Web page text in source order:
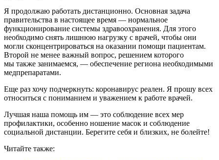
Я продолжаю работать дистанционно. Основная задача
правительства в настоящее время — нормальное
функционирование системы здравоохранения. Для этого
необходимо снять лишнюю нагрузку с врачей, чтобы они
могли сконцентрироваться на оказании помощи пациентам.
Второй не менее важный вопрос, решением которого
мы также занимаемся, — обеспечение региона необходимыми
медпрепаратами.
Еще раз хочу подчеркнуть: коронавирус реален. Я прошу всех
относиться с пониманием и уважением к работе врачей.
Лучшая наша помощь им — это соблюдение всех мер
профилактики, особенно ношение масок и соблюдение
социальной дистанции. Берегите себя и близких, не болейте!
Читайте также: